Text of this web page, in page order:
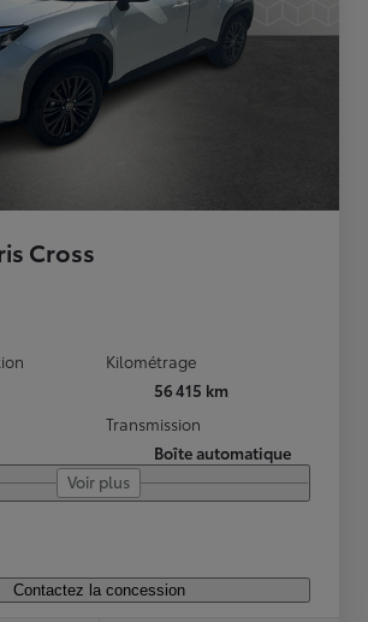
Cross
Kilométrage
56 415 km
Transmission
Boîte automatique
Voir plus
Contactez la concession